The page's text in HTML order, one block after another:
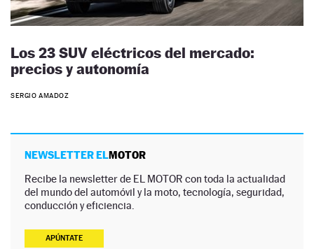
Los 23 SUV eléctricos del mercado:
precios y autonomía
SERGIO AMADOZ
NEWSLETTER ELMOTOR
Recibe la newsletter de EL MOTOR con toda la actualidad
del mundo del automóvil y la moto, tecnología, seguridad,
conducción y eficiencia.
APÚNTATE